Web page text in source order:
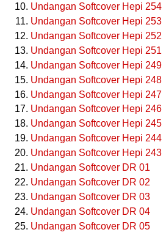
Undangan Softcover Hepi 254
Undangan Softcover Hepi 253
Undangan Softcover Hepi 252
Undangan Softcover Hepi 251
Undangan Softcover Hepi 249
Undangan Softcover Hepi 248
Undangan Softcover Hepi 247
Undangan Softcover Hepi 246
Undangan Softcover Hepi 245
Undangan Softcover Hepi 244
Undangan Softcover Hepi 243
Undangan Softcover DR 01
Undangan Softcover DR 02
Undangan Softcover DR 03
Undangan Softcover DR 04
Undangan Softcover DR 05